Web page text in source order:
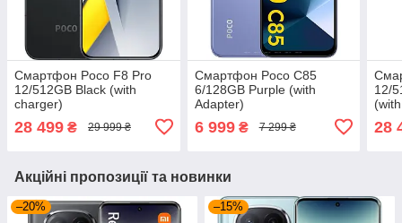
Смартфон Poco F8 Pro
12/512GB Black (with
charger)
28 499 ₴ 29 999 ₴
Смартфон Poco C85
6/128GB Purple (with
Adapter)
6 999₴ 7 299 ₴
12/
28
Акційні пропозиції та новинки
–20% –15%